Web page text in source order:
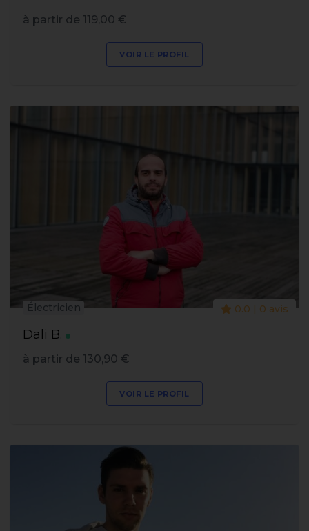
à partir de 119,00 €
VOIR LE PROFIL
Dali B.
Électricien 0.0 | 0 avis
à partir de 130,90 €
VOIR LE PROFIL